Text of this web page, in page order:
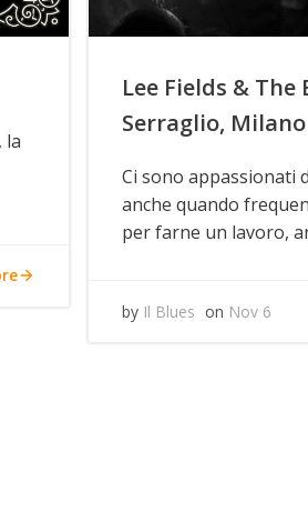
la
Lee Fields & The
Serraglio, Milano
Ci sono appassionati
anche quando
per farne un lavoro,
by Il Blues on Nov 6